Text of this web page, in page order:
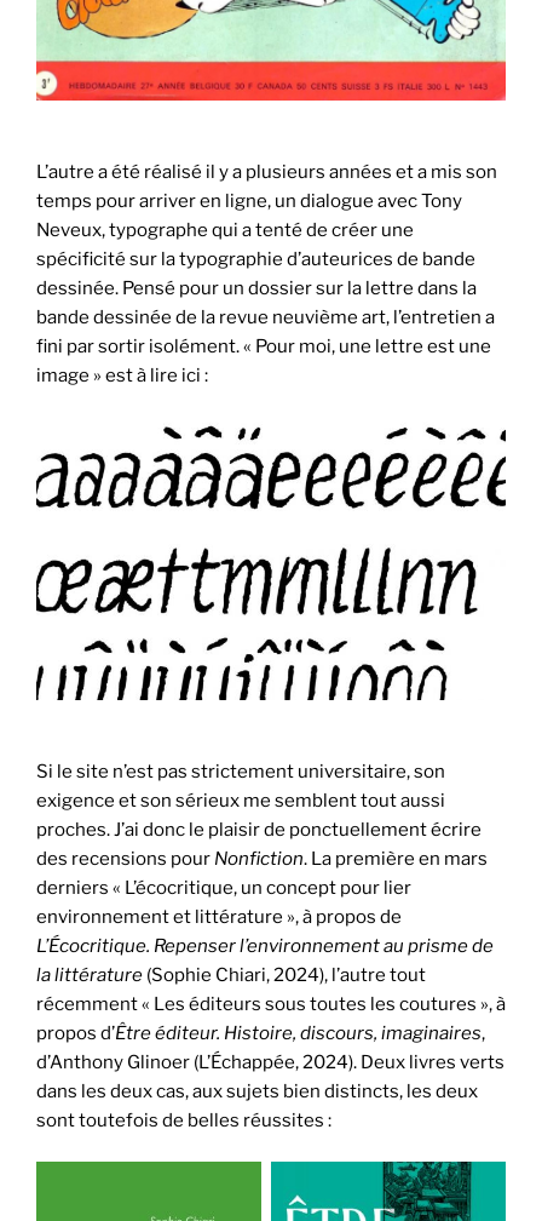
L’autre a été réalisé il y a plusieurs années et a mis son
temps pour arriver en ligne, un dialogue avec Tony
Neveux, typographe qui a tenté de créer une
spécificité sur la typographie d’auteurices de bande
dessinée. Pensé pour un dossier sur la lettre dans la
bande dessinée de la revue neuvième art, l’entretien a
fini par sortir isolément. « Pour moi, une lettre est une
image » est à lire ici :
Si le site n’est pas strictement universitaire, son
exigence et son sérieux me semblent tout aussi
proches. J’ai donc le plaisir de ponctuellement écrire
des recensions pour Nonfiction. La première en mars
derniers « L’écocritique, un concept pour lier
environnement et littérature », à propos de
L’Écocritique. Repenser l’environnement au prisme de
la littérature (Sophie Chiari, 2024), l’autre tout
récemment « Les éditeurs sous toutes les coutures », à
propos d’Être éditeur. Histoire, discours, imaginaires,
d’Anthony Glinoer (L’Échappée, 2024). Deux livres verts
dans les deux cas, aux sujets bien distincts, les deux
sont toutefois de belles réussites :